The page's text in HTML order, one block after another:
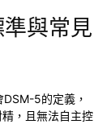
與常見
5的定義，
，且無法自主控